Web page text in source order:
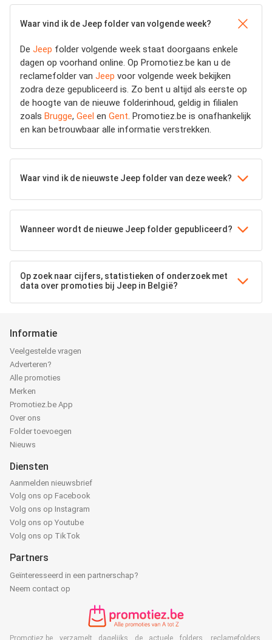
Waar vind ik de Jeep folder van volgende week?
De Jeep folder volgende week staat doorgaans enkele
dagen op voorhand online. Op Promotiez.be kan u de
reclamefolder van Jeep voor volgende week bekijken
zodra deze gepubliceerd is. Zo bent u altijd als eerste op
de hoogte van de nieuwe folderinhoud, geldig in filialen
zoals Brugge, Geel en Gent. Promotiez.be is onafhankelijk
en kan betrouwbaar alle informatie verstrekken.
Waar vind ik de nieuwste Jeep folder van deze week?
Wanneer wordt de nieuwe Jeep folder gepubliceerd?
Op zoek naar cijfers, statistieken of onderzoek met
data over promoties bij Jeep in België?
Informatie
Veelgestelde vragen
Adverteren?
Alle promoties
Merken
Promotiez.be App
Over ons
Folder toevoegen
Nieuws
Diensten
Aanmelden nieuwsbrief
Volg ons op Facebook
Volg ons op Instagram
Volg ons op Youtube
Volg ons op TikTok
Partners
Geïnteresseerd in een partnerschap?
Neem contact op
Promotiez.be verzamelt dagelijks de actuele folders, reclamefolders,